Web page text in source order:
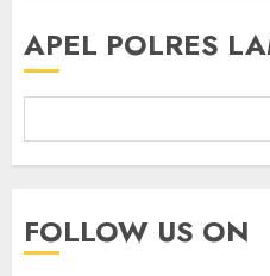
APEL POLRES
FOLLOW US ON